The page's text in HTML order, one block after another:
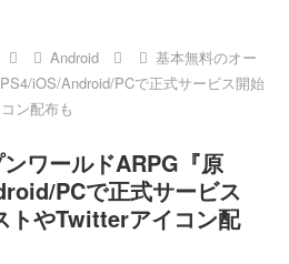
Android
基本無料のオー
iOS/Android/PCで正式サービス開始
ン配布も
ワールドARPG『原
PCで正式サービス
トやTwitterアイコン配